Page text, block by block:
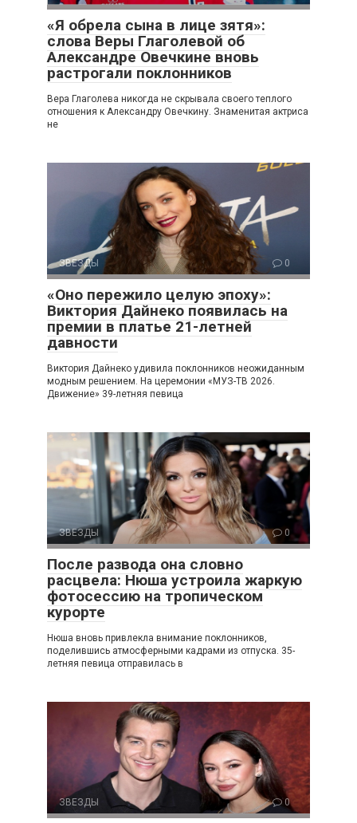
«Я обрела сына в лице зятя»:
слова Веры Глаголевой об
Александре Овечкине вновь
растрогали поклонников
Вера Глаголева никогда не скрывала своего теплого
отношения к Александру Овечкину. Знаменитая актриса
не
ЗВЕЗДЫ 0
«Оно пережило целую эпоху»:
Виктория Дайнеко появилась на
премии в платье 21-летней
давности
Виктория Дайнеко удивила поклонников неожиданным
модным решением. На церемонии «МУЗ-ТВ 2026.
Движение» 39-летняя певица
ЗВЕЗДЫ 0
После развода она словно
расцвела: Нюша устроила жаркую
фотосессию на тропическом
курорте
Нюша вновь привлекла внимание поклонников,
поделившись атмосферными кадрами из отпуска. 35-
летняя певица отправилась в
ЗВЕЗДЫ 0